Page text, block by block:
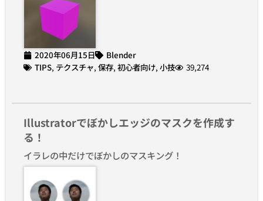
2020年06月15日
Blender
TIPS, テクスチャ, 保存, 初心者向け, 小技 39,274
Illustratorでぼかしエッジのマスクを作成す
る！
イラレの中だけでぼかしのマスキング！